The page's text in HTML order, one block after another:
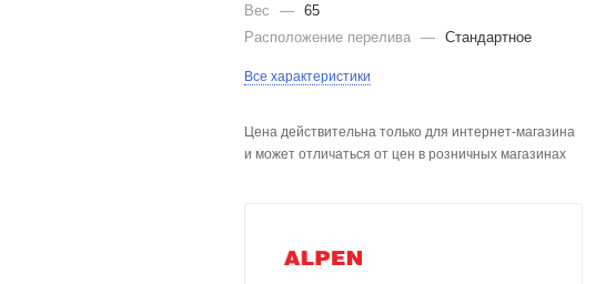
Вес
— 65
Расположение перелива — Стандартное
Все характеристики
Цена действительна только для интернет-магазина
и может отличаться от цен в розничных магазинах